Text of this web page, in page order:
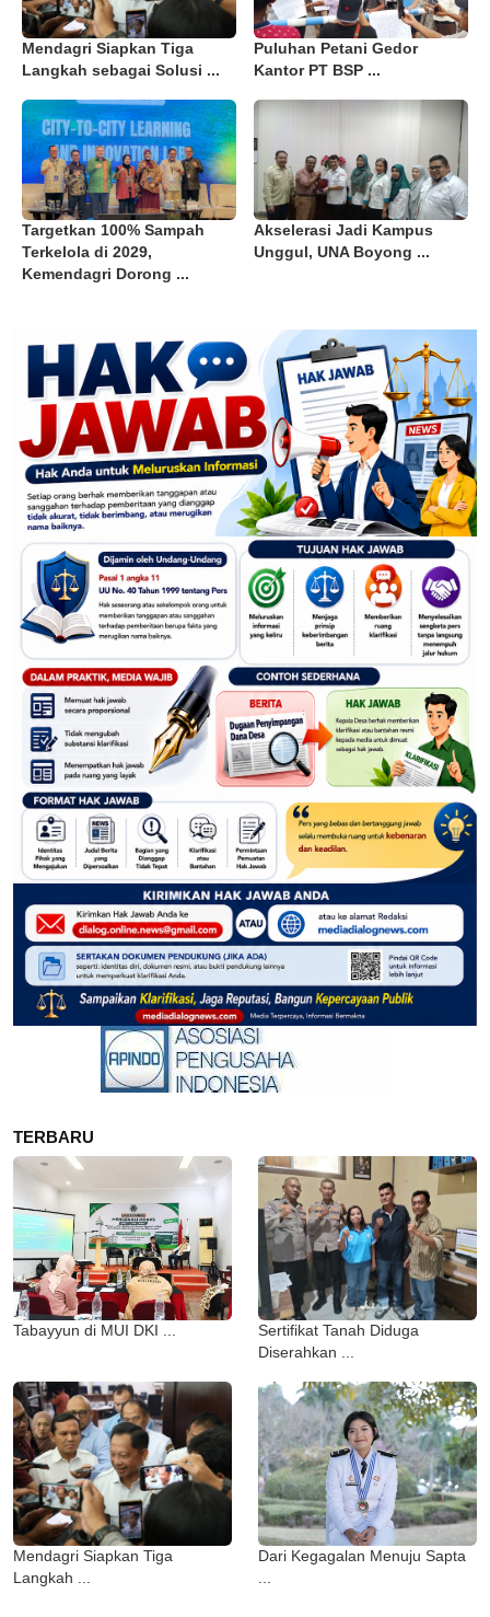
Mendagri Siapkan Tiga
Langkah sebagai Solusi ...
Puluhan Petani Gedor
Kantor PT BSP ...
Targetkan 100% Sampah
Terkelola di 2029,
Kemendagri Dorong ...
Akselerasi Jadi Kampus
Unggul, UNA Boyong ...
TERBARU
Tabayyun di MUI DKI ...
Sertifikat Tanah Diduga
Diserahkan ...
Mendagri Siapkan Tiga
Langkah ...
Dari Kegagalan Menuju Sapta
...